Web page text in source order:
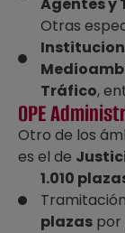
Otras
Tráfico,
OPE
Otro de los
es el de
1.010
plazas por